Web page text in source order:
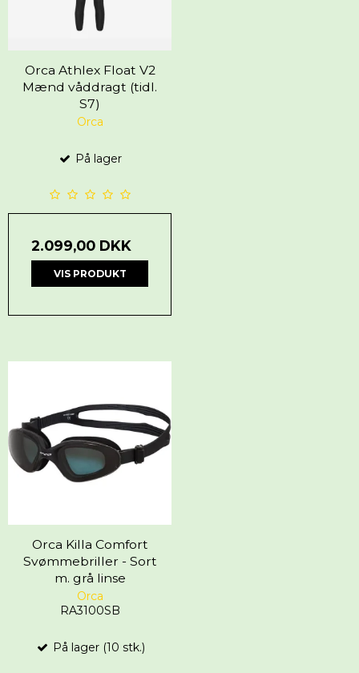
Orca Athlex Float V2
Mænd våddragt (tidl.
S7)
Orca
På lager
2.099,00 DKK
VIS PRODUKT
Orca Killa Comfort
Svømmebriller - Sort
m. grå linse
Orca
RA3100SB
På lager (10 stk.)